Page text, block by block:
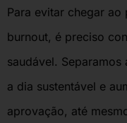
Para evitar chegar
burnout, é preciso
saudável.
a dia sustentável e
aprovação, até